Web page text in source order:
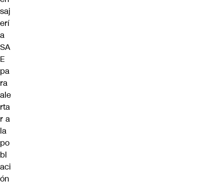
saj
erí
a
SA
E
pa
ra
ale
rta
r a
la
po
bl
aci
ón